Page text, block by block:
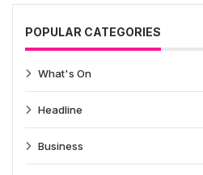
POPULAR CATEGORIES
What's On
Headline
Business